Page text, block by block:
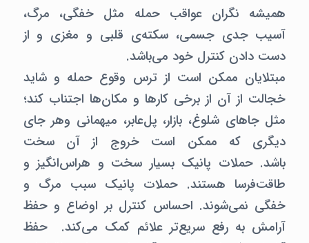
همیشه نگران عواقب حمله مثل خفگی، مرگ،
آسیب جدی جسمی، سکته‌ی قلبی و مغزی و از
دست دادن کنترل خود می‌باشد.
مبتلایان ممکن است از ترس وقوع حمله و شاید
خجالت از آن از برخی کارها و مکان‌ها اجتناب کند؛
مثل جاهای شلوغ، بازار، پل‌عابر، میهمانی وهر جای
دیگری که ممکن است خروج از آن سخت
باشد. حملات پانیک بسیار سخت و هراس‌انگیز و
طاقت‌فرسا هستند. حملات پانیک سبب مرگ و
خفگی نمی‌شوند. احساس کنترل بر اوضاع و حفظ
آرامش به رفع سریع‌تر علائم کمک می‌کند. حفظ